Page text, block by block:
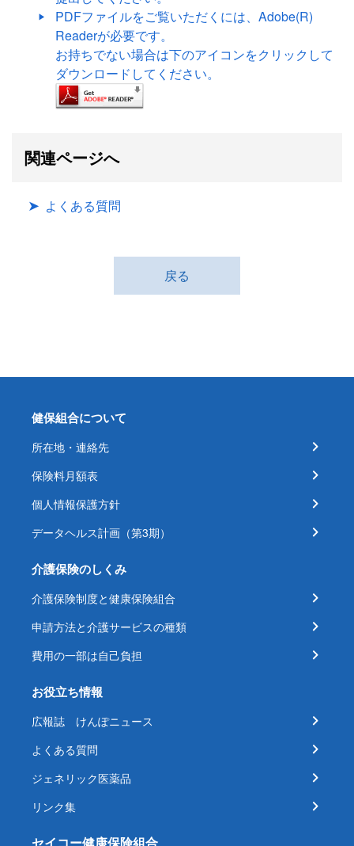
PDFファイルをご覧いただくには、Adobe(R)
Readerが必要です。
お持ちでない場合は下のアイコンをクリックして
ダウンロードしてください。
関連ページへ
よくある質問
戻る
健保組合について
所在地・連絡先
保険料月額表
個人情報保護方針
データヘルス計画（第3期）
介護保険のしくみ
介護保険制度と健康保険組合
申請方法と介護サービスの種類
費用の一部は自己負担
お役立ち情報
広報誌 けんぽニュース
よくある質問
ジェネリック医薬品
リンク集